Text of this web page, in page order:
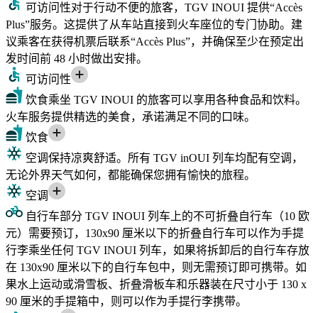
可访问性对于行动不便的旅客，TGV INOUI 提供“Accès
Plus”服务。这提供了从车站直接到火车座位的专门协助。建
议乘客在获得机票后联系“Accès Plus”，并确保至少在预定出
发时间前 48 小时做出安排。
可访问性
饮食乘坐 TGV INOUI 的旅客可以享用各种食品和饮料。
火车服务提供精选的美食，承诺满足不同的口味。
饮食
空调保持凉爽舒适。所有 TGV inOUI 列车均配有空调，
无论外界天气如何，都能确保您拥有愉快的旅程。
空调
自行车部分 TGV INOUI 列车上的不可折叠自行车（10 欧
元）需要预订，130x90 厘米以下的折叠自行车可以作为手提
行李乘坐任何 TGV INOUI 列车，如果将拆卸后的自行车存放
在 130x90 厘米以下的自行车包中，则无需预订即可携带。如
果水上运动或滑雪板、折叠滑板车和乐器装在尺寸小于 130 x
90 厘米的手提箱中，则可以作为手提行李携带。